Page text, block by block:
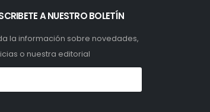
A NUESTRO BOLETÍN
la información sobre novedades,
o nuestra editorial